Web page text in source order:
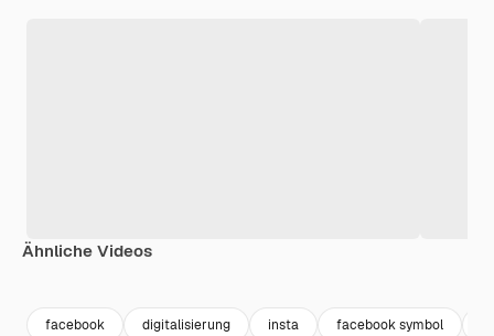
Ähnliche Videos
facebook digitalisierung insta facebook symbol